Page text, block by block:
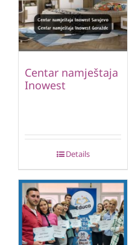
Centar namještaja
Inowest
Details